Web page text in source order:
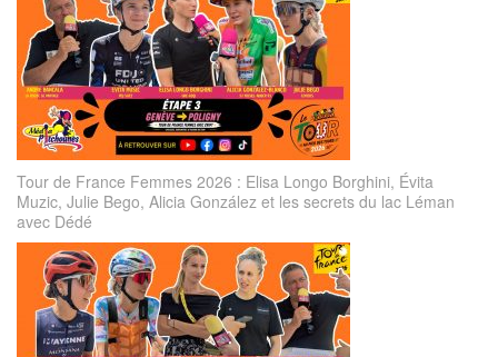
Tour de France Femmes 2026 : Elisa Longo Borghini, Évita
Muzic, Julie Bego, Alicia González et les secrets du lac Léman
avec Dédé